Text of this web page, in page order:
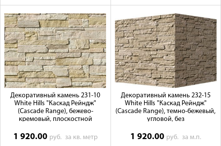
Декоративный камень 231-10
White Hills "Каскад Рейндж"
(Cascade Range), бежево-
кремовый, плоскостной
1 920.00 руб. за кв. метр
Декоративный камень 232-15
White Hills "Каскад Рейндж"
(Cascade Range), темно-бежевый,
угловой, без
1 920.00 руб. за м.п.